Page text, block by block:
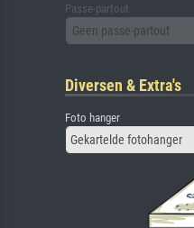
Passe-partout
Geen passe-partout
Diversen & Extra's
Foto hanger
Gekartelde fotohanger